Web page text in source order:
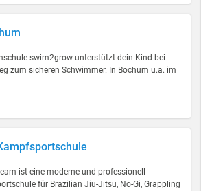
swim2grow unterstützt dein Kind bei
zum sicheren Schwimmer. In Bochum u.a. im
ist eine moderne und professionell
für Brazilian Jiu-Jitsu, No-Gi, Grappling